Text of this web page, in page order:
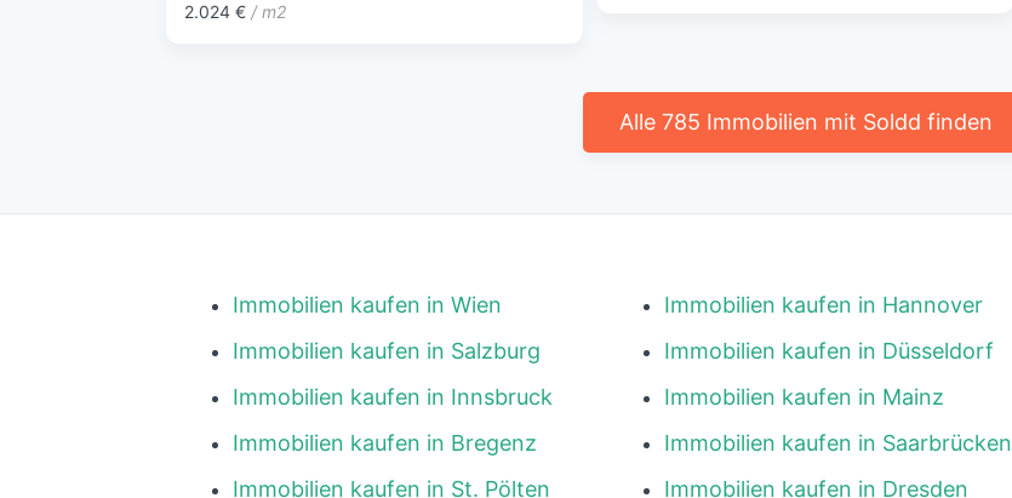
2.024 € / m2
Alle 785 Immobilien mit Soldd finden
Immobilien kaufen in Wien
Immobilien kaufen in Salzburg
Immobilien kaufen in Innsbruck
Immobilien kaufen in Bregenz
Immobilien kaufen in St. Pölten
Immobilien kaufen in Hannover
Immobilien kaufen in Düsseldorf
Immobilien kaufen in Mainz
Immobilien kaufen in Saarbrücken
Immobilien kaufen in Dresden